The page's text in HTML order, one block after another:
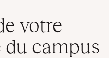
votre
campus